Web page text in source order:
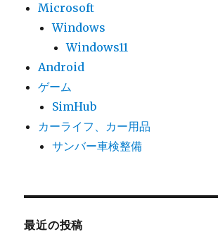
Microsoft
Windows
Windows11
Android
ゲーム
SimHub
カーライフ、カー用品
サンバー車検整備
最近の投稿